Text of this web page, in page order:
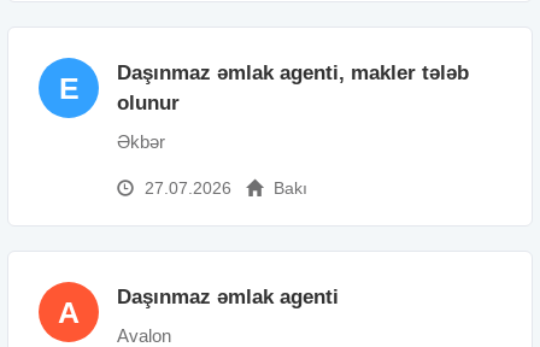
E
Daşınmaz əmlak agenti, makler tələb
olunur
Əkbər
27.07.2026 Bakı
A Daşınmaz əmlak agenti
Avalon